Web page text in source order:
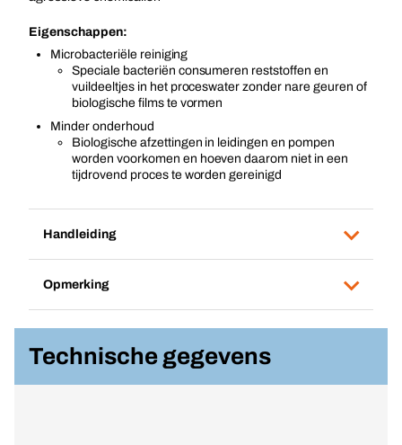
Eigenschappen:
Microbacteriële reiniging
Speciale bacteriën consumeren reststoffen en
vuildeeltjes in het proceswater zonder nare geuren of
biologische films te vormen
Minder onderhoud
Biologische afzettingen in leidingen en pompen
worden voorkomen en hoeven daarom niet in een
tijdrovend proces te worden gereinigd
Handleiding
Opmerking
Technische gegevens